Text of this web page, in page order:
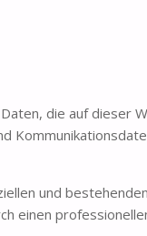
die auf dieser
und bestehenden